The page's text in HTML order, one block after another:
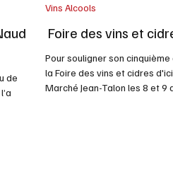
de
Foire des vins et
Pour souligner son cinquième
la Foire des vins et cidres
Marché Jean-Talon les 8 et 9
Vins Alcools